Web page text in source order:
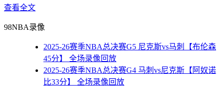
查看全文
98NBA录像
2025-26赛季NBA总决赛G5 尼克斯vs马刺【布伦森
45分】 全场录像回放
2025-26赛季NBA总决赛G4 马刺vs尼克斯【阿奴诺
比33分】 全场录像回放